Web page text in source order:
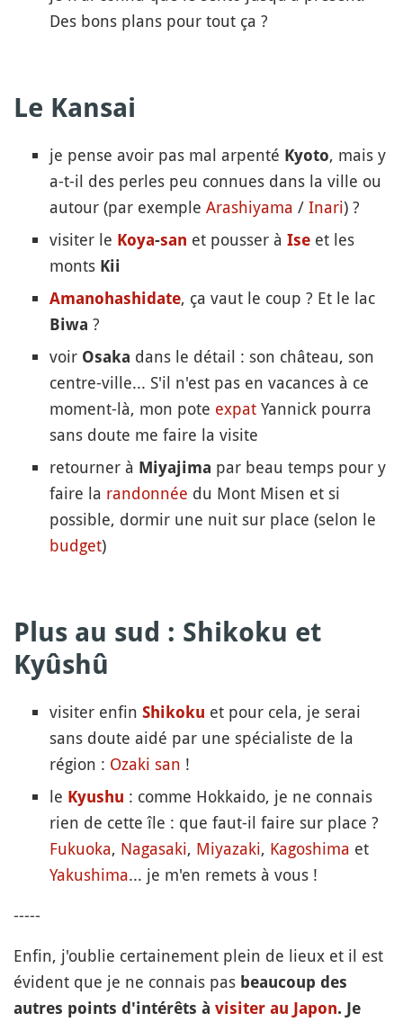
Des bons plans pour tout ça ?
Le Kansai
je pense avoir pas mal arpenté Kyoto, mais y
a-t-il des perles peu connues dans la ville ou
autour (par exemple Arashiyama / Inari) ?
visiter le Koya-san et pousser à Ise et les
monts Kii
Amanohashidate, ça vaut le coup ? Et le lac
Biwa ?
voir Osaka dans le détail : son château, son
centre-ville... S'il n'est pas en vacances à ce
moment-là, mon pote expat Yannick pourra
sans doute me faire la visite
retourner à Miyajima par beau temps pour y
faire la randonnée du Mont Misen et si
possible, dormir une nuit sur place (selon le
budget)
Plus au sud : Shikoku et
Kyûshû
visiter enfin Shikoku et pour cela, je serai
sans doute aidé par une spécialiste de la
région : Ozaki san !
le Kyushu : comme Hokkaido, je ne connais
rien de cette île : que faut-il faire sur place ?
Fukuoka, Nagasaki, Miyazaki, Kagoshima et
Yakushima... je m'en remets à vous !
-----
Enfin, j'oublie certainement plein de lieux et il est
évident que je ne connais pas beaucoup des
autres points d'intérêts à visiter au Japon. Je